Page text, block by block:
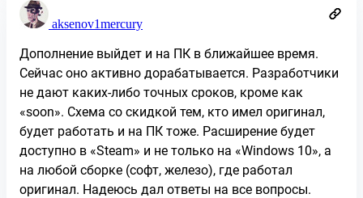
aksenov1mercury
Дополнение выйдет и на ПК в ближайшее время.
Сейчас оно активно дорабатывается. Разработчики
не дают каких-либо точных сроков, кроме как
«soon». Схема со скидкой тем, кто имел оригинал,
будет работать и на ПК тоже. Расширение будет
доступно в «Steam» и не только на «Windows 10», а
на любой сборке (софт, железо), где работал
оригинал. Надеюсь дал ответы на все вопросы.